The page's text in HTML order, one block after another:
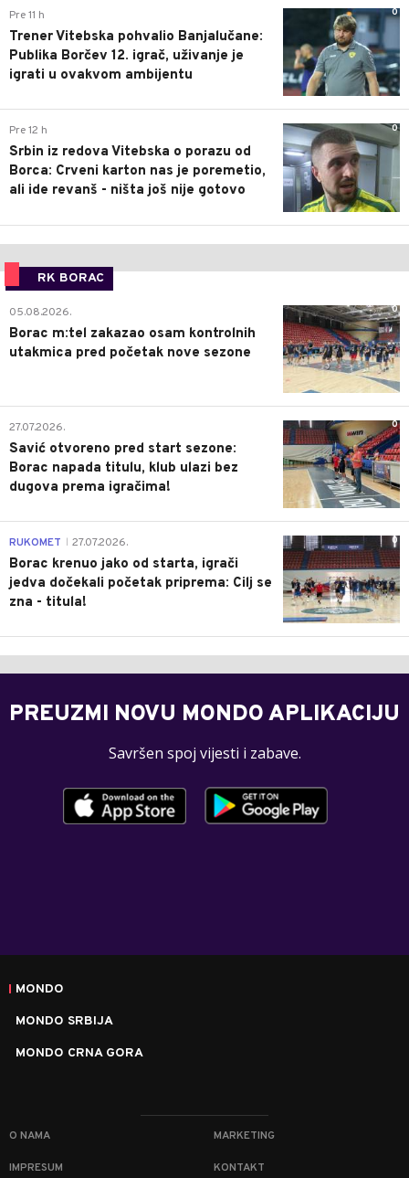
0
Pre 11 h
Trener Vitebska pohvalio Banjalučane:
Publika Borčev 12. igrač, uživanje je
igrati u ovakvom ambijentu
0
Pre 12 h
Srbin iz redova Vitebska o porazu od
Borca: Crveni karton nas je poremetio,
ali ide revanš - ništa još nije gotovo
RK BORAC
0
05.08.2026.
Borac m:tel zakazao osam kontrolnih
utakmica pred početak nove sezone
0
27.07.2026.
Savić otvoreno pred start sezone:
Borac napada titulu, klub ulazi bez
dugova prema igračima!
0
RUKOMET 27.07.2026.
Borac krenuo jako od starta, igrači
jedva dočekali početak priprema: Cilj se
zna - titula!
PREUZMI NOVU MONDO APLIKACIJU
Savršen spoj vijesti i zabave.
MONDO
MONDO SRBIJA
MONDO CRNA GORA
O NAMA MARKETING
IMPRESUM KONTAKT